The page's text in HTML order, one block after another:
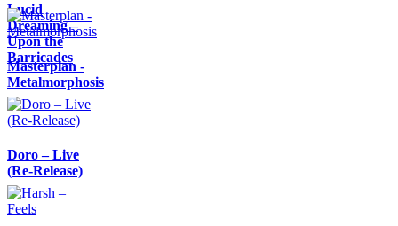
Lucid
Dreaming –
Upon the
Barricades
Masterplan -
Metalmorphosis
Doro – Live
(Re-Release)